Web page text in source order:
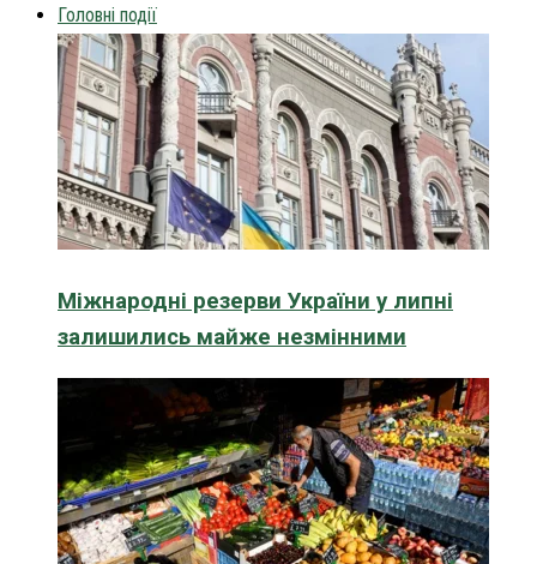
Головні події
Міжнародні резерви України у липні
залишились майже незмінними